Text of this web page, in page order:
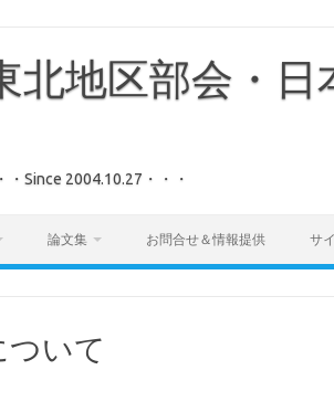
北地区部会・
Since 2004.10.27・・・
論文集 お問合せ＆情報提供 サ
ついて